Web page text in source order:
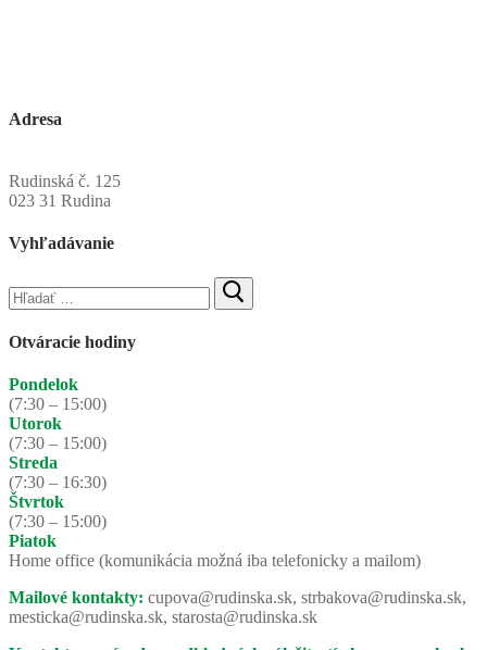
Adresa
Rudinská č. 125
023 31 Rudina
Vyhľadávanie
Hľadať:
Otváracie hodiny
Pondelok
(7:30 – 15:00)
Utorok
(7:30 – 15:00)
Streda
(7:30 – 16:30)
Štvrtok
(7:30 – 15:00)
Piatok
Home office (komunikácia možná iba telefonicky a mailom)
Mailové kontakty: cupova@rudinska.sk, strbakova@rudinska.sk,
mesticka@rudinska.sk, starosta@rudinska.sk